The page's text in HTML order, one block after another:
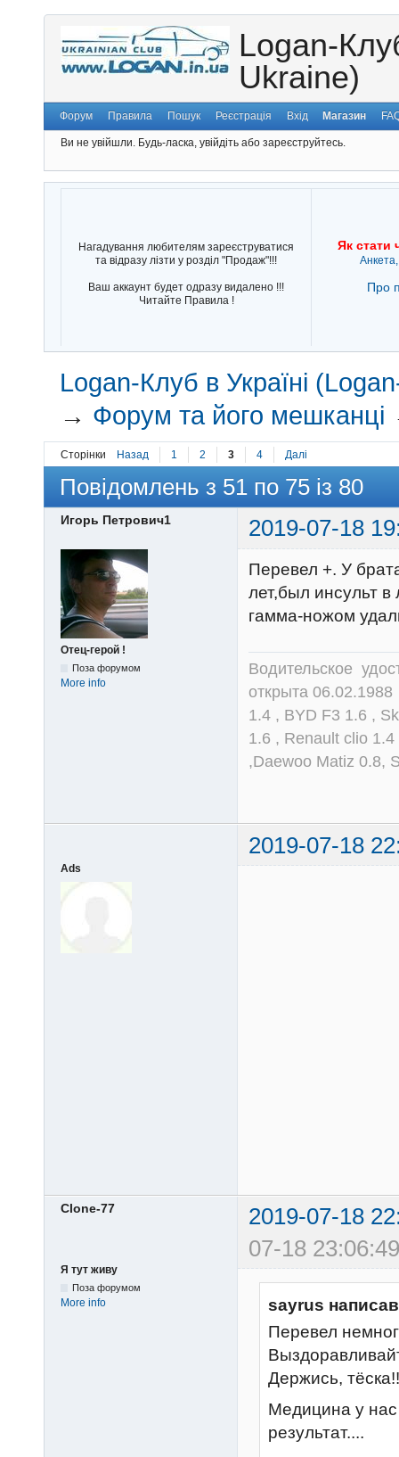
Logan-
Ukraine)
Форум Правила Пошук Реєстрація Вхід Магазин
Ви не увійшли. Будь-ласка, увійдіть або зареєструйтесь.
Нагадування любителям зареєструватися
та відразу лізти у розділ "Продаж"!!!
Ваш аккаунт будет одразу видалено !!!
Читайте Правила !
Як стати
Про
Logan-Клуб в Україні
→ Форум та його мешканці
Сторінки Назад 1 2 3 4 Далі
Повідомлень з 51 по 75 із 80
Игорь Петрович1 2019-07-18
Отец-герой !
Поза форумом
More info
Перевел +. У
лет,был инсульт
гамма-ножом
Водительское
открыта
1.4 , BYD F3 1.6 ,
1.6 , Renault clio
,Daewoo Matiz 0.8,
2019-07-18
Ads
Clone-77
2019-07-18
07-18
Я тут живу
Поза форумом
More info
sayrus
Перевел
Держись, тёска!!
Медицина у нас
результат....